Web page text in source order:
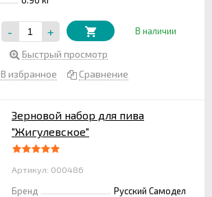
- + В наличии
Быстрый просмотр
В избранное
Сравнение
Зерновой набор для пива
"Жигулевское"
Артикул: 000486
Бренд
Русский Самодел